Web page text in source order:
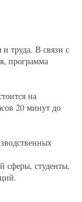
и труда. В связи с
программа
на
20 минут до
сферы, студенты,